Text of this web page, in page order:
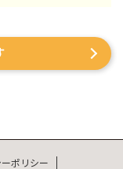
月間アクセス数を
、月間問い合
5件まで成長。
人、月間商談獲
取得を目指し医
資格取得
。県下初の取り
ポリシー